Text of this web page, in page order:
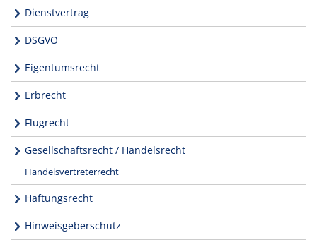
Dienstvertrag
DSGVO
Eigentumsrecht
Erbrecht
Flugrecht
Gesellschaftsrecht / Handelsrecht
Handelsvertreterrecht
Haftungsrecht
Hinweisgeberschutz